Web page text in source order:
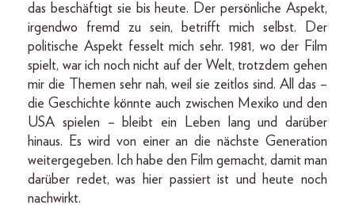
das beschäftigt sie bis heute. Der persönliche Aspekt,
irgendwo fremd zu sein, betrifft mich selbst. Der
politische Aspekt fesselt mich sehr. 1981, wo der Film
spielt, war ich noch nicht auf der Welt, trotzdem gehen
mir die Themen sehr nah, weil sie zeitlos sind. All das –
die Geschichte könnte auch zwischen Mexiko und den
USA spielen – bleibt ein Leben lang und darüber
hinaus. Es wird von einer an die nächste Generation
weitergegeben. Ich habe den Film gemacht, damit man
darüber redet, was hier passiert ist und heute noch
nachwirkt.